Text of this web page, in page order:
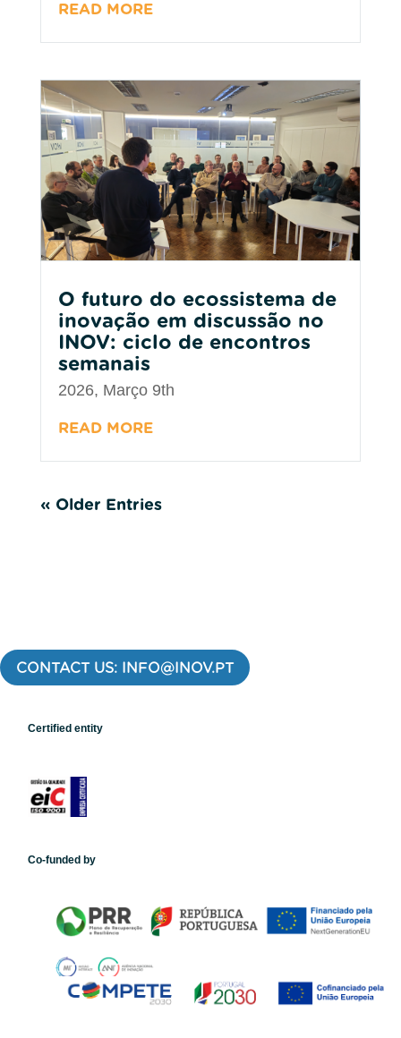
READ MORE
O futuro do ecossistema de
inovação em discussão no
INOV: ciclo de encontros
semanais
2026, Março 9th
READ MORE
« Older Entries
CONTACT US: INFO@INOV.PT
Certified entity
Co-funded by